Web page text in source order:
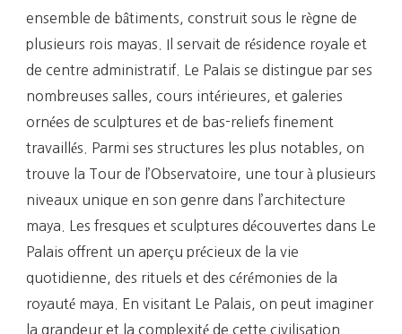
ensemble de bâtiments, construit sous le règne de
plusieurs rois mayas. Il servait de résidence royale et
de centre administratif. Le Palais se distingue par ses
nombreuses salles, cours intérieures, et galeries
ornées de sculptures et de bas-reliefs finement
travaillés. Parmi ses structures les plus notables, on
trouve la Tour de l’Observatoire, une tour à plusieurs
niveaux unique en son genre dans l’architecture
maya. Les fresques et sculptures découvertes dans Le
Palais offrent un aperçu précieux de la vie
quotidienne, des rituels et des cérémonies de la
royauté maya. En visitant Le Palais, on peut imaginer
la grandeur et la complexité de cette civilisation